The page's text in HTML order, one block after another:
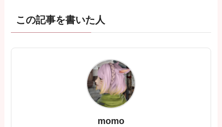
この記事を書いた人
momo